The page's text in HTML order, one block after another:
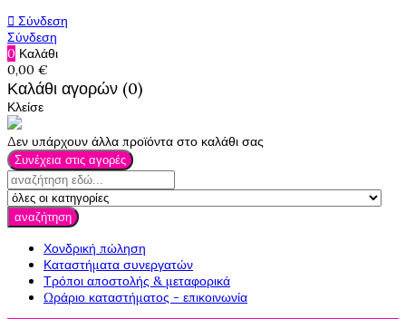
 Σύνδεση
Σύνδεση
0 Καλάθι
0,00 €
Καλάθι αγορών (0)
Κλείσε
Δεν υπάρχουν άλλα προϊόντα στο καλάθι σας
Συνέχεια στις αγορές
αναζήτηση
Χονδρική πώληση
Καταστήματα συνεργατών
Τρόποι αποστολής & μεταφορικά
Ωράριο καταστήματος - επικοινωνία